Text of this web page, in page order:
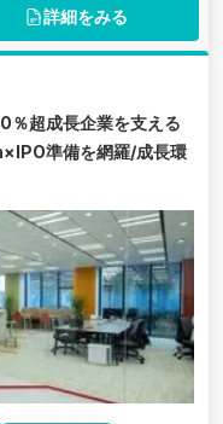
立場で経験を積める環境
務を行うため、レビュ
感を持って成長できる点
連業務、経営管理領域ま
たい」「成長企業で裁量
チするポジションです。
詳細をみる
％超成長企業を支える
準備を網羅/成長環